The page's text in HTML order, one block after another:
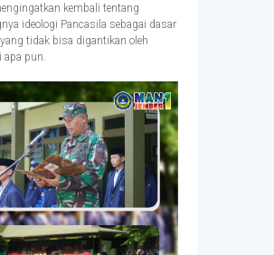
kembali tentang
ideologi Pancasila sebagai dasar
tidak bisa digantikan oleh
apa pun.